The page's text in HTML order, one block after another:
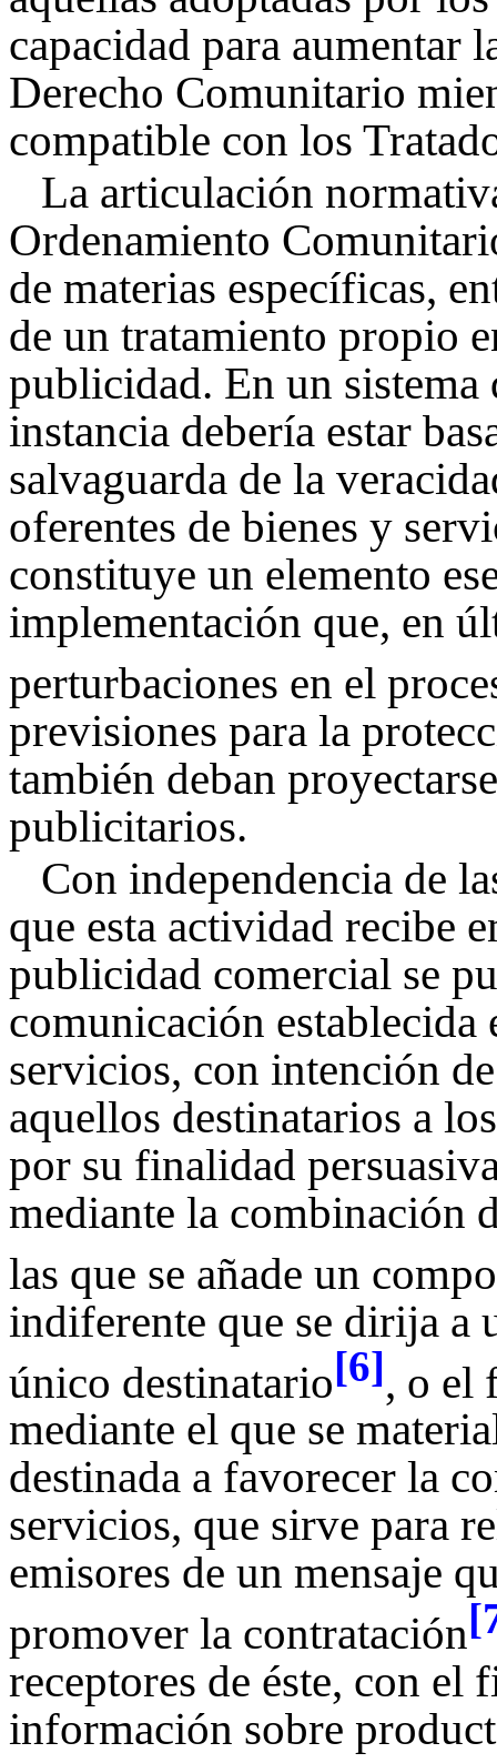
capacidad para aumentar
Derecho Comunitario
compatible con los
La articulación
Ordenamiento
de materias específicas,
de un tratamiento propio
publicidad. En un
instancia debería estar
salvaguarda de la
oferentes de bienes y
constituye un elemento
implementación que, en
perturbaciones en el
previsiones para la
también deban
publicitarios.
Con independencia de
que esta actividad recibe
publicidad comercial se
comunicación establecida
servicios, con intención
aquellos destinatarios a
por su finalidad
mediante la combinación
las que se añade un
indiferente que se dirija a
único destinatario[6], o el
mediante el que se
destinada a favorecer la
servicios, que sirve para
emisores de un mensaje
promover la contratación
receptores de éste, con el
información sobre